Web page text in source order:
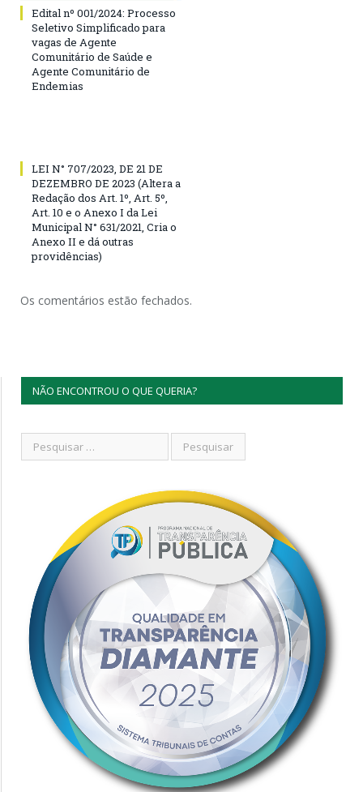
Edital nº 001/2024: Processo
Seletivo Simplificado para
vagas de Agente
Comunitário de Saúde e
Agente Comunitário de
Endemias
LEI N° 707/2023, DE 21 DE
DEZEMBRO DE 2023 (Altera a
Redação dos Art. 1º, Art. 5º,
Art. 10 e o Anexo I da Lei
Municipal N° 631/2021, Cria o
Anexo II e dá outras
providências)
Os comentários estão fechados.
NÃO ENCONTROU O QUE QUERIA?